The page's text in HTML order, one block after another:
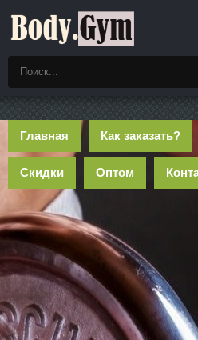
Главная Как заказать?
Скидки Оптом